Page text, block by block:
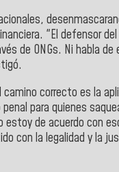
"El defensor
de ONGs. Ni habla
correcto es la
para quienes
de acuerdo con
con la legalidad y la